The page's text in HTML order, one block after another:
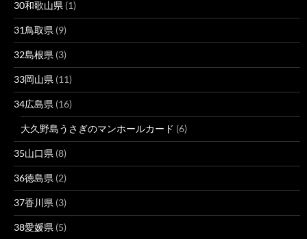
30和歌山県 (1)
31鳥取県 (9)
32島根県 (3)
33岡山県 (11)
34広島県 (16)
大久野島うさぎのマンホールカード (6)
35山口県 (8)
36徳島県 (2)
37香川県 (3)
38愛媛県 (5)